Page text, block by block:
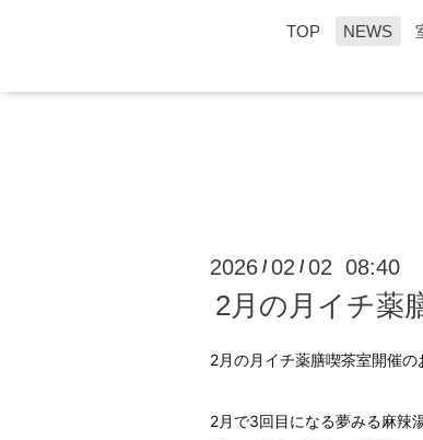
TOP NEWS
2026 /02 /02 08:40
2月の月イチ薬
2月の月イチ薬膳喫茶室開催の
2月で3回目になる夢みる麻辣